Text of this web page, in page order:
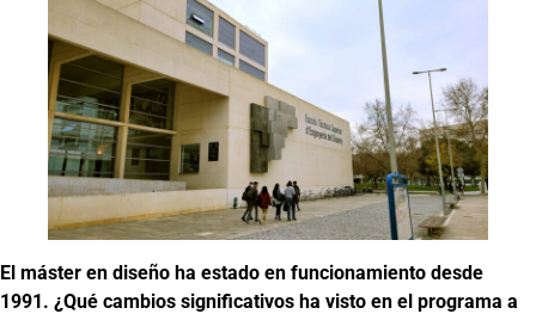
El máster en diseño ha estado en funcionamiento desde
1991. ¿Qué cambios significativos ha visto en el programa a